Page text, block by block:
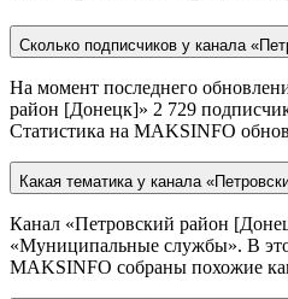
Сколько подписчиков у канала
На момент последнего
район [Донецк]» 2 729
Статистика на MAKSINFO
Какая тематика у канала
Канал «Петровский район
«Муниципальные службы». В
MAKSINFO собраны похожие